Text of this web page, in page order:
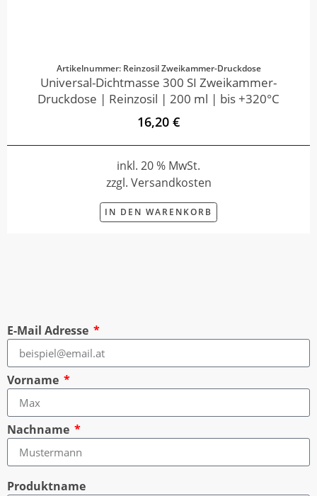
Artikelnummer: Reinzosil Zweikammer-Druckdose
Universal-Dichtmasse 300 SI Zweikammer-
Druckdose | Reinzosil | 200 ml | bis +320°C
16,20 €
inkl. 20 % MwSt.
zzgl. Versandkosten
IN DEN WARENKORB
E-Mail Adresse
Vorname
Nachname
Produktname